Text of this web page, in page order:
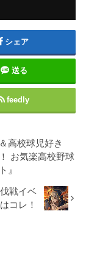
シェア
送る
feedly
高校球児好き
お気楽高校野球
』
戦イベ
コレ！